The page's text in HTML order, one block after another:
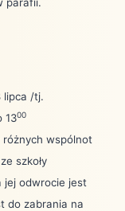
lipca /tj.
1300
różnych wspólnot
szkoły
jej odwrocie jest
do zabrania na